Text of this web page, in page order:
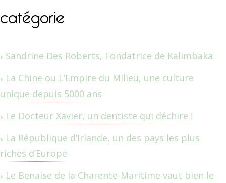
catégorie
Sandrine Des Roberts, Fondatrice de Kalimbaka
La Chine ou L’Empire du Milieu, une culture
unique depuis 5000 ans
Le Docteur Xavier, un dentiste qui déchire !
La République d’Irlande, un des pays les plus
riches d’Europe
Le Benaise de la Charente-Maritime vaut bien le